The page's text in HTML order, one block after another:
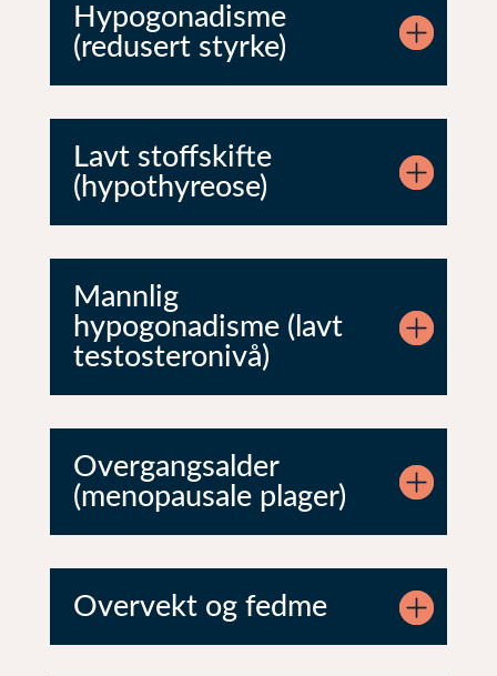
Hypogonadisme
(redusert styrke)
Lavt stoffskifte
(hypothyreose)
Mannlig
hypogonadisme (lavt
testosteronivå)
Overgangsalder
(menopausale plager)
Overvekt og fedme